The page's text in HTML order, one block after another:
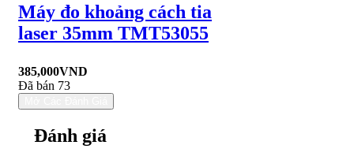
Máy đo khoảng cách tia
laser 35mm TMT53055
385,000VND
Đã bán 73
Đánh giá